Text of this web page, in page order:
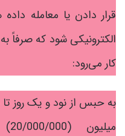
قرار دادن یا معامله داده
الکترونیکی شود که صرفاً
کار می‌رود:
به حبس از نود و یک روز